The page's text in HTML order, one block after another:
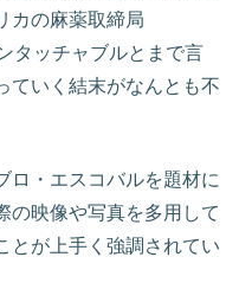
カの麻薬取締局
タッチャブルとまで言
ていく結末がなんとも不
ロ・エスコバルを題材に
の映像や写真を多用して
とが上手く強調されてい